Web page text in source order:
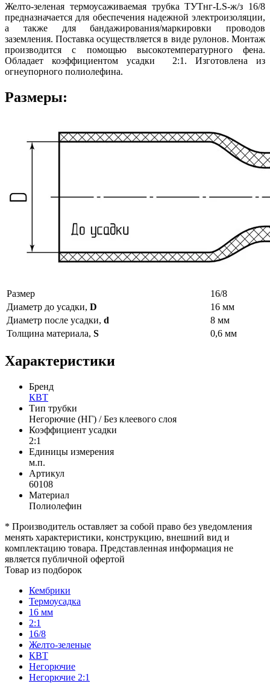
Желто-зеленая термоусаживаемая трубка ТУТнг-LS-ж/з 16/8
предназначается для обеспечения надежной электроизоляции,
а также для бандажирования/маркировки проводов
заземления. Поставка осуществляется в виде рулонов. Монтаж
производится с помощью высокотемпературного фена.
Обладает коэффициентом усадки 2:1. Изготовлена из
огнеупорного полиолефина.
Размеры:
Размер
16/8
Диаметр до усадки, D
16 мм
Диаметр после усадки, d
8 мм
Толщина материала, S 0,6 мм
Характеристики
Бренд
КВТ
Тип трубки
Негорючие (НГ) / Без клеевого слоя
Коэффициент усадки
2:1
Единицы измерения
м.п.
Артикул
60108
Материал
Полиолефин
* Производитель оставляет за собой право без уведомления
менять характеристики, конструкцию, внешний вид и
комплектацию товара. Представленная информация не
является публичной офертой
Товар из подборок
Кембрики
Термоусадка
16 мм
2:1
16/8
Желто-зеленые
КВТ
Негорючие
Негорючие 2:1